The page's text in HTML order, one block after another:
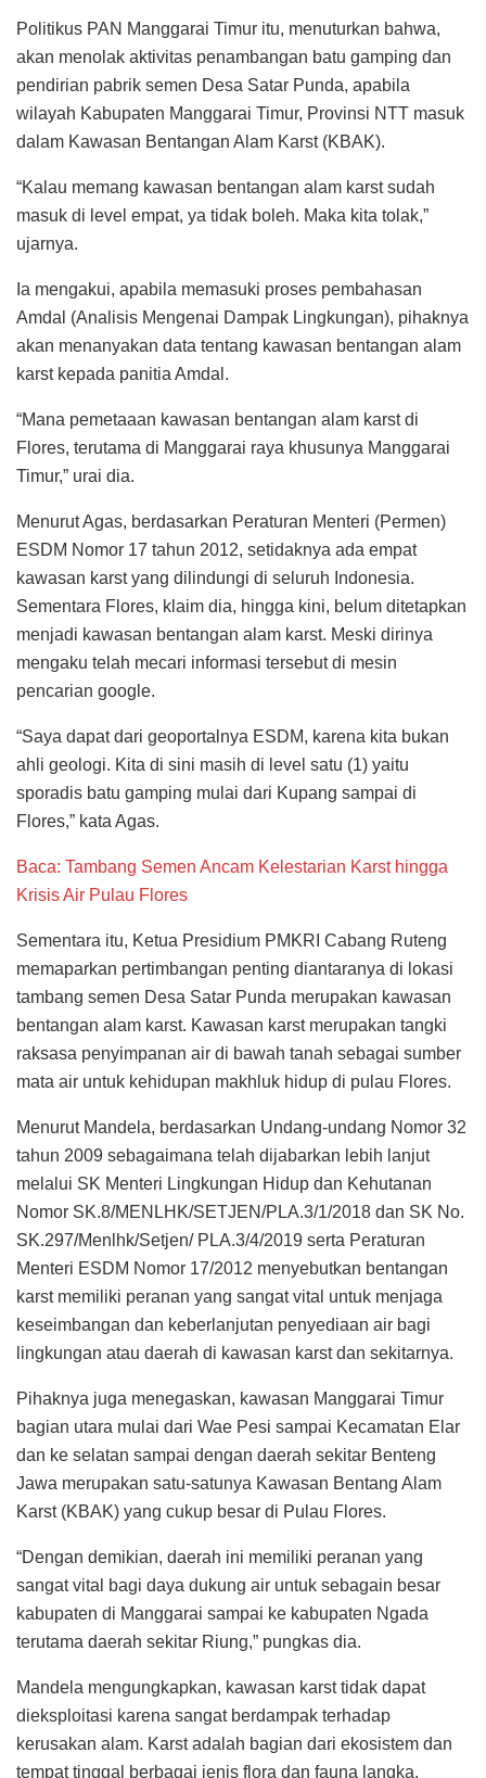
Politikus PAN Manggarai Timur itu, menuturkan bahwa,
akan menolak aktivitas penambangan batu gamping dan
pendirian pabrik semen Desa Satar Punda, apabila
wilayah Kabupaten Manggarai Timur, Provinsi NTT masuk
dalam Kawasan Bentangan Alam Karst (KBAK).
“Kalau memang kawasan bentangan alam karst sudah
masuk di level empat, ya tidak boleh. Maka kita tolak,”
ujarnya.
Ia mengakui, apabila memasuki proses pembahasan
Amdal (Analisis Mengenai Dampak Lingkungan), pihaknya
akan menanyakan data tentang kawasan bentangan alam
karst kepada panitia Amdal.
“Mana pemetaaan kawasan bentangan alam karst di
Flores, terutama di Manggarai raya khusunya Manggarai
Timur,” urai dia.
Menurut Agas, berdasarkan Peraturan Menteri (Permen)
ESDM Nomor 17 tahun 2012, setidaknya ada empat
kawasan karst yang dilindungi di seluruh Indonesia.
Sementara Flores, klaim dia, hingga kini, belum ditetapkan
menjadi kawasan bentangan alam karst. Meski dirinya
mengaku telah mecari informasi tersebut di mesin
pencarian google.
“Saya dapat dari geoportalnya ESDM, karena kita bukan
ahli geologi. Kita di sini masih di level satu (1) yaitu
sporadis batu gamping mulai dari Kupang sampai di
Flores,” kata Agas.
Baca: Tambang Semen Ancam Kelestarian Karst hingga
Krisis Air Pulau Flores
Sementara itu, Ketua Presidium PMKRI Cabang Ruteng
memaparkan pertimbangan penting diantaranya di lokasi
tambang semen Desa Satar Punda merupakan kawasan
bentangan alam karst. Kawasan karst merupakan tangki
raksasa penyimpanan air di bawah tanah sebagai sumber
mata air untuk kehidupan makhluk hidup di pulau Flores.
Menurut Mandela, berdasarkan Undang-undang Nomor 32
tahun 2009 sebagaimana telah dijabarkan lebih lanjut
melalui SK Menteri Lingkungan Hidup dan Kehutanan
Nomor SK.8/MENLHK/SETJEN/PLA.3/1/2018 dan SK No.
SK.297/Menlhk/Setjen/ PLA.3/4/2019 serta Peraturan
Menteri ESDM Nomor 17/2012 menyebutkan bentangan
karst memiliki peranan yang sangat vital untuk menjaga
keseimbangan dan keberlanjutan penyediaan air bagi
lingkungan atau daerah di kawasan karst dan sekitarnya.
Pihaknya juga menegaskan, kawasan Manggarai Timur
bagian utara mulai dari Wae Pesi sampai Kecamatan Elar
dan ke selatan sampai dengan daerah sekitar Benteng
Jawa merupakan satu-satunya Kawasan Bentang Alam
Karst (KBAK) yang cukup besar di Pulau Flores.
“Dengan demikian, daerah ini memiliki peranan yang
sangat vital bagi daya dukung air untuk sebagain besar
kabupaten di Manggarai sampai ke kabupaten Ngada
terutama daerah sekitar Riung,” pungkas dia.
Mandela mengungkapkan, kawasan karst tidak dapat
dieksploitasi karena sangat berdampak terhadap
kerusakan alam. Karst adalah bagian dari ekosistem dan
tempat tinggal berbagai jenis flora dan fauna langka.